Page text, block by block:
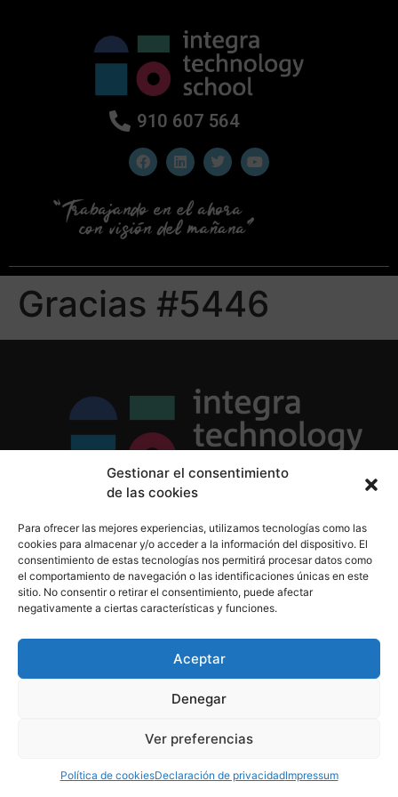
Gestionar el consentimiento
de las cookies
Para ofrecer las mejores experiencias, utilizamos tecnologías como las
cookies para almacenar y/o acceder a la información del dispositivo. El
consentimiento de estas tecnologías nos permitirá procesar datos como
el comportamiento de navegación o las identificaciones únicas en este
sitio. No consentir o retirar el consentimiento, puede afectar
negativamente a ciertas características y funciones.
Aceptar
Denegar
Ver preferencias
Política de cookiesDeclaración de privacidadImpressum
910 607 564
Gracias #5446
Política de Cookies
Aviso Legal
910 607 564
derechos reservados